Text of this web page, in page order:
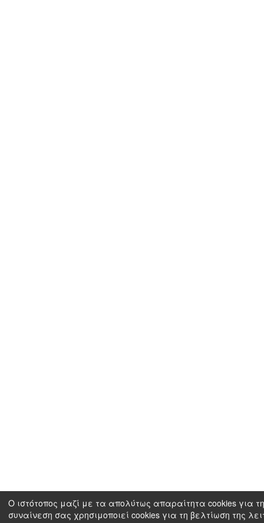
Ο ιστότοπος μαζί με τα απολύτως απαραίτητα cookies για
συναίνεση σας χρησιμοποιεί cookies για τη βελτίωση της